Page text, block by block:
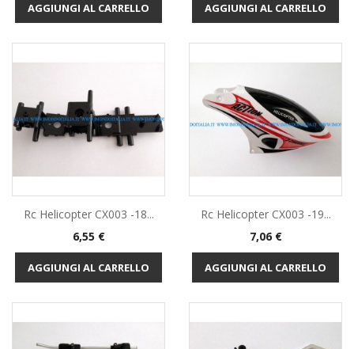
AGGIUNGI AL CARRELLO AGGIUNGI AL CARRELLO
Rc Helicopter CX003 -18...
Prezzo
6,55 €
AGGIUNGI AL CARRELLO
Rc Helicopter CX003 -19...
Prezzo
7,06 €
AGGIUNGI AL CARRELLO